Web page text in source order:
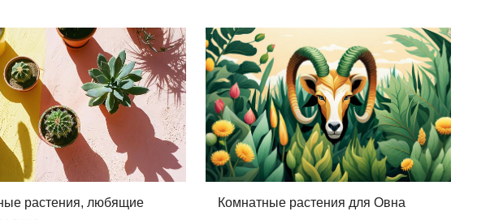
растения, любящие
Комнатные растения для Овна